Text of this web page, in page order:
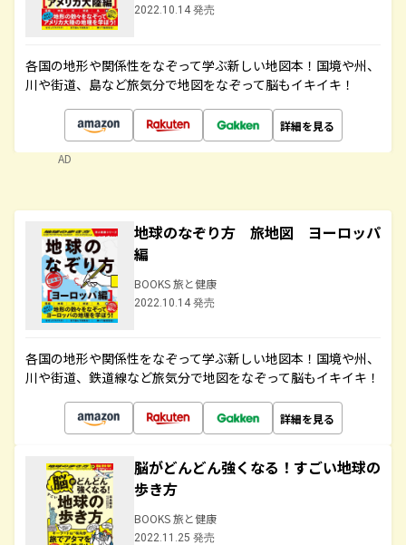
2022.10.14 発売
各国の地形や関係性をなぞって学ぶ新しい地図本！国境や州、
川や街道、島など旅気分で地図をなぞって脳もイキイキ！
詳細を見る
AD
地球のなぞり方 旅地図 ヨーロッパ
編
BOOKS 旅と健康
2022.10.14 発売
各国の地形や関係性をなぞって学ぶ新しい地図本！国境や州、
川や街道、鉄道線など旅気分で地図をなぞって脳もイキイキ！
詳細を見る
脳がどんどん強くなる！すごい地球の
歩き方
BOOKS 旅と健康
2022.11.25 発売